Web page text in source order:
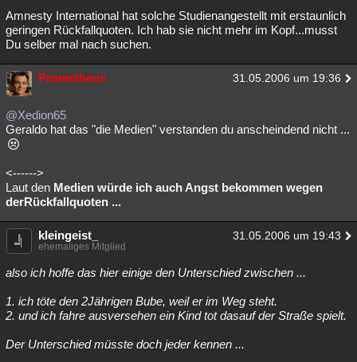
Amnesty International hat solche Studienangestellt mit erstaunlich
geringen Rückfallquoten. Ich hab sie nicht mehr im Kopf...musst
Du selber mal nach suchen.
Prometheus 31.05.2006 um 19:36
@Xedion65
Geraldo hat das "die Medien" verstanden du anscheindend nicht ...
<------>
Laut den Medien würde ich auch Angst bekommen wegen
derRückfallquoten ...
kleingeist_ 31.05.2006 um 19:43
ehemaliges Mitglied
also ich hoffe das hier einige den Unterschied zwischen ...
1. ich töte den 2Jährigen Bube, weil er im Weg steht.
2. und ich fahre ausversehen ein Kind tot dasauf der Straße spielt.
Der Unterschied müsste doch jeder kennen ...